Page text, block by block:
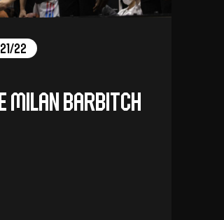
22
Milan Barbitch